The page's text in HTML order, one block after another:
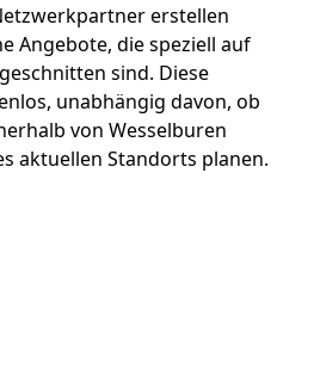
erstellen
Angebote, die speziell auf
sind. Diese
unabhängig davon, ob
von Wesselburen
aktuellen Standorts planen.